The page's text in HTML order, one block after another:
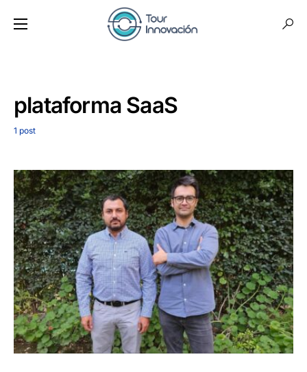
plataforma SaaS
1 post